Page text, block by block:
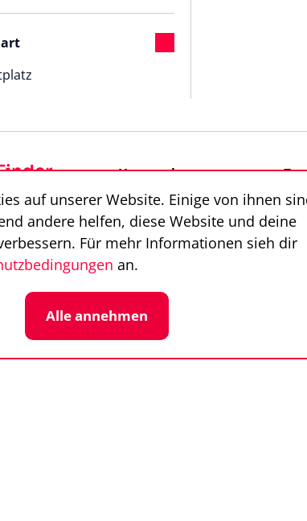
Unternehmen
Über uns
Team
2026 Cookie-Einstellungen
auf unserer Website. Einige von ihnen
andere helfen, diese Website und deine
Für mehr Informationen sieh dir
an.
Alle annehmen